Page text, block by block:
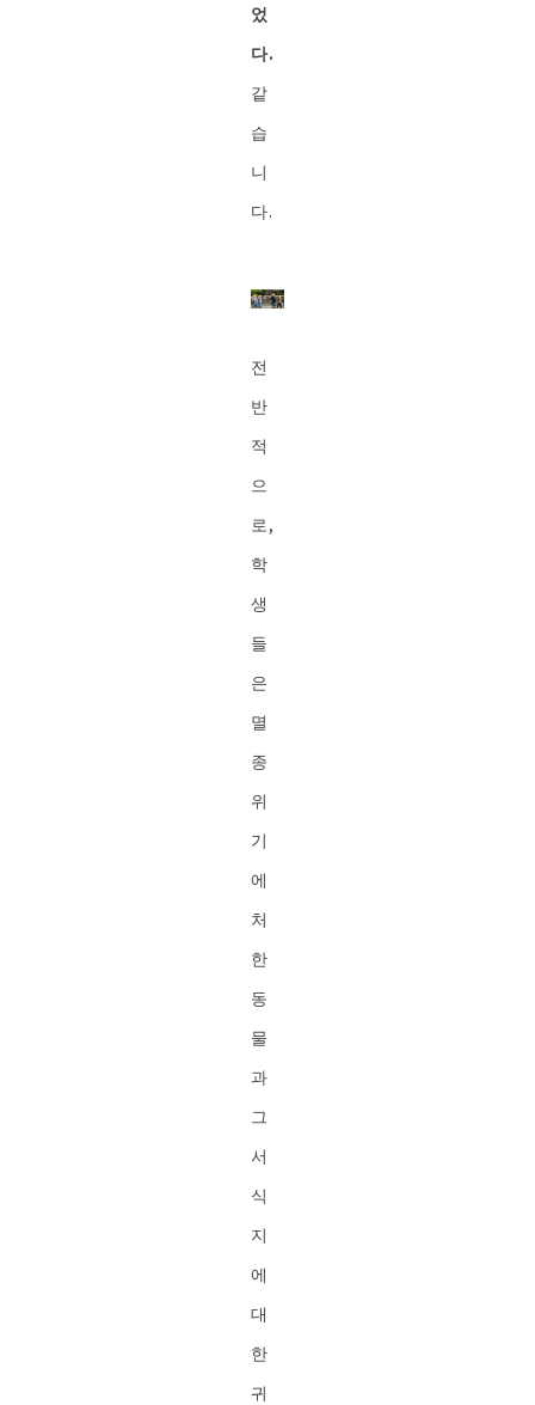
었
다.
같
습
니
다.
전
반
적
으
로,
학
생
들
은
멸
종
위
기
에
처
한
동
물
과
그
서
식
지
에
대
한
귀